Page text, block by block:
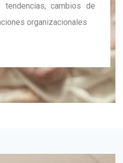
tendencias, cambios de
organizacionales